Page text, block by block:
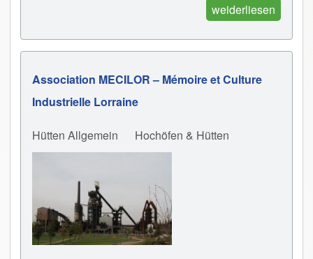
weiderliesen
Association MECILOR – Mémoire et Culture
Industrielle Lorraine
Hütten Allgemein Hochöfen & Hütten